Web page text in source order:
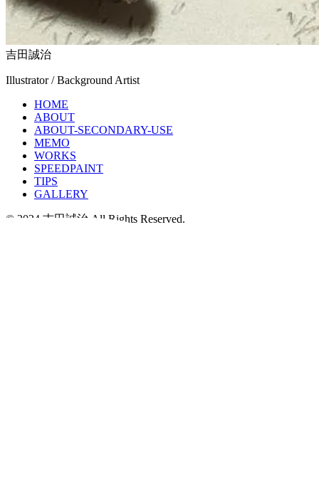
吉田誠治
Illustrator / Background Artist
HOME
ABOUT
ABOUT-SECONDARY-USE
MEMO
WORKS
SPEEDPAINT
TIPS
GALLERY
© 2024 吉田誠治 All Rights Reserved.